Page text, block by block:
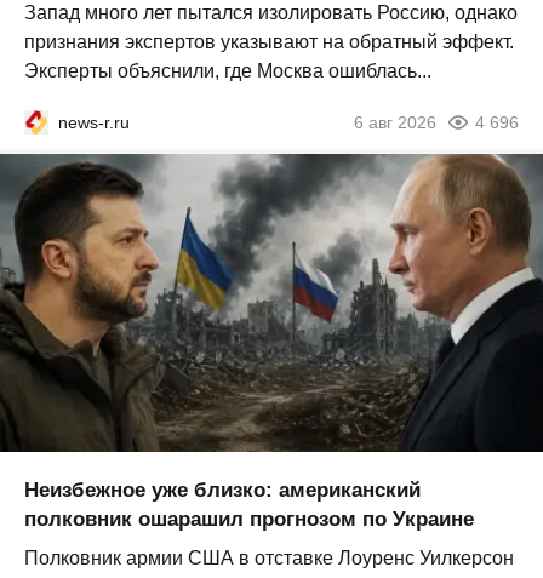
Запад много лет пытался изолировать Россию, однако
признания экспертов указывают на обратный эффект.
Эксперты объяснили, где Москва ошиблась...
news-r.ru 6 авг 2026 4 696
Неизбежное уже близко: американский
полковник ошарашил прогнозом по Украине
Полковник армии США в отставке Лоуренс Уилкерсон